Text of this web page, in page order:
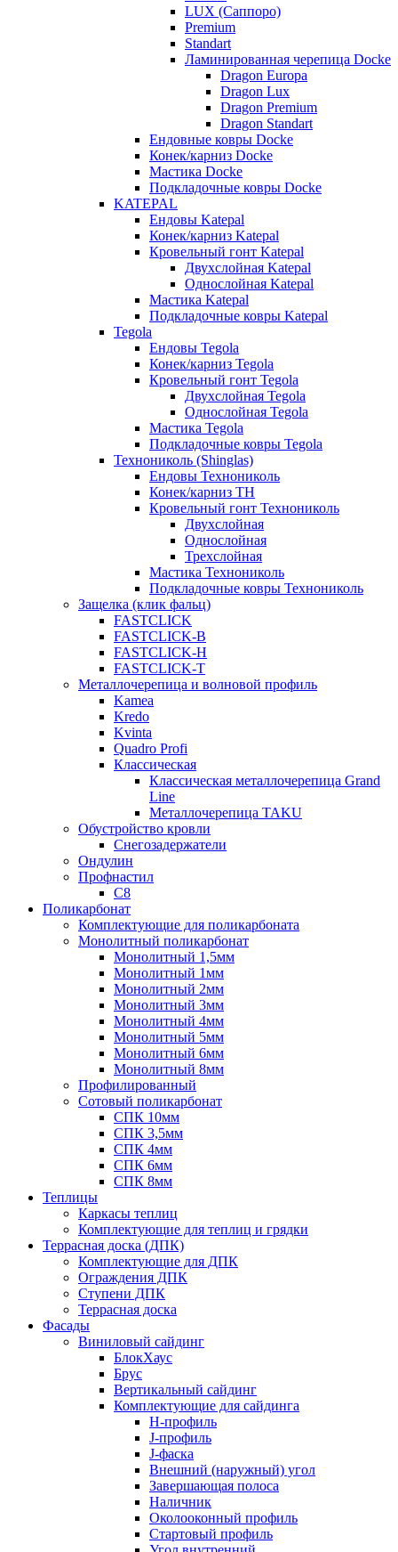
LUX (Саппоро)
Premium
Standart
Ламинированная черепица Docke
Dragon Europa
Dragon Lux
Dragon Premium
Dragon Standart
Ендовные ковры Docke
Конек/карниз Docke
Мастика Docke
Подкладочные ковры Docke
KATEPAL
Ендовы Katepal
Конек/карниз Katepal
Кровельный гонт Katepal
Двухслойная Katepal
Однослойная Katepal
Мастика Katepal
Подкладочные ковры Katepal
Tegola
Ендовы Tegola
Конек/карниз Tegola
Кровельный гонт Tegola
Двухслойная Tegola
Однослойная Tegola
Мастика Tegola
Подкладочные ковры Tegola
Технониколь (Shinglas)
Ендовы Технониколь
Конек/карниз ТН
Кровельный гонт Технониколь
Двухслойная
Однослойная
Трехслойная
Мастика Технониколь
Подкладочные ковры Технониколь
Защелка (клик фальц)
FASTCLICK
FASTCLICK-B
FASTCLICK-H
FASTCLICK-T
Металлочерепица и волновой профиль
Kamea
Kredo
Kvinta
Quadro Profi
Классическая
Классическая металлочерепица Grand
Line
Металлочерепица TAKU
Обустройство кровли
Снегозадержатели
Ондулин
Профнастил
С8
Поликарбонат
Комплектующие для поликарбоната
Монолитный поликарбонат
Монолитный 1,5мм
Монолитный 1мм
Монолитный 2мм
Монолитный 3мм
Монолитный 4мм
Монолитный 5мм
Монолитный 6мм
Монолитный 8мм
Профилированный
Сотовый поликарбонат
СПК 10мм
СПК 3,5мм
СПК 4мм
СПК 6мм
СПК 8мм
Теплицы
Каркасы теплиц
Комплектующие для теплиц и грядки
Террасная доска (ДПК)
Комплектующие для ДПК
Ограждения ДПК
Ступени ДПК
Террасная доска
Фасады
Виниловый сайдинг
БлокХаус
Брус
Вертикальный сайдинг
Комплектующие для сайдинга
H-профиль
J-профиль
J-фаска
Внешний (наружный) угол
Завершающая полоса
Наличник
Околооконный профиль
Стартовый профиль